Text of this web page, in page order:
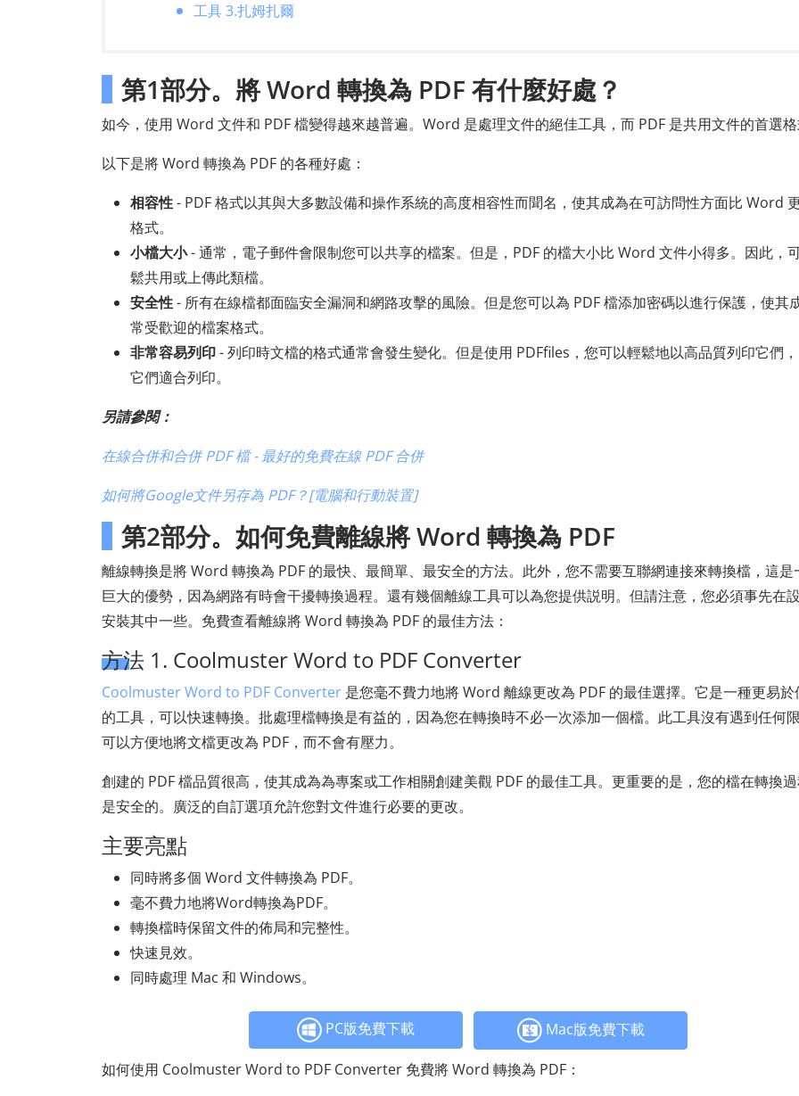
工具 3.扎姆扎爾
第1部分。將 Word 轉換為 PDF 有什麼好處？
如今，使用 Word 文件和 PDF 檔變得越來越普遍。Word 是處理文件的絕佳工具，而 PDF 是共用文件的首選
以下是將 Word 轉換為 PDF 的各種好處：
相容性- PDF 格式以其與大多數設備和操作系統的高度相容性而聞名，使其成為在可訪問性方面比 Word
格式。
小檔大小- 通常，電子郵件會限制您可以共享的檔案。但是，PDF 的檔大小比 Word 文件小得多。因此，
鬆共用或上傳此類檔。
安全性- 所有在線檔都面臨安全漏洞和網路攻擊的風險。但是您可以為 PDF 檔添加密碼以進行保護，使其
常受歡迎的檔案格式。
非常容易列印- 列印時文檔的格式通常會發生變化。但是使用 PDFfiles，您可以輕鬆地以高品質列印它們
它們適合列印。
另請參閱：
在線合併和合併 PDF 檔 - 最好的免費在線 PDF 合併
如何將Google文件另存為 PDF？[電腦和行動裝置]
第2部分。如何免費離線將 Word 轉換為 PDF
離線轉換是將 Word 轉換為 PDF 的最快、最簡單、最安全的方法。此外，您不需要互聯網連接來轉換檔，這是
巨大的優勢，因為網路有時會干擾轉換過程。還有幾個離線工具可以為您提供説明。但請注意，您必須事先在
安裝其中一些。免費查看離線將 Word 轉換為 PDF 的最佳方法：
方法 1. Coolmuster Word to PDF Converter
Coolmuster Word to PDF Converter 是您毫不費力地將 Word 離線更改為 PDF 的最佳選擇。它是一種更易於
的工具，可以快速轉換。批處理檔轉換是有益的，因為您在轉換時不必一次添加一個檔。此工具沒有遇到任何
可以方便地將文檔更改為 PDF，而不會有壓力。
創建的 PDF 檔品質很高，使其成為為專案或工作相關創建美觀 PDF 的最佳工具。更重要的是，您的檔在轉換
是安全的。廣泛的自訂選項允許您對文件進行必要的更改。
主要亮點
同時將多個 Word 文件轉換為 PDF。
毫不費力地將Word轉換為PDF。
轉換檔時保留文件的佈局和完整性。
快速見效。
同時處理 Mac 和 Windows。
PC版免費下載 Mac版免費下載
如何使用 Coolmuster Word to PDF Converter 免費將 Word 轉換為 PDF：